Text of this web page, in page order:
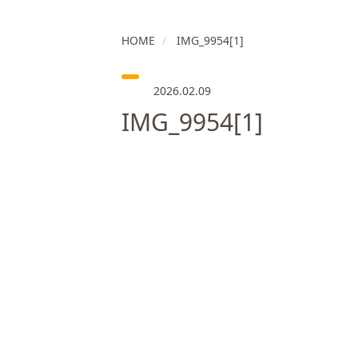
HOME IMG_9954[1]
2026.02.09
IMG_9954[1]